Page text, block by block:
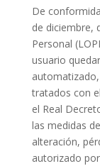
De
de diciembre,
Personal
usuario
tratados con
el Real
las medidas
alteración,
autorizado